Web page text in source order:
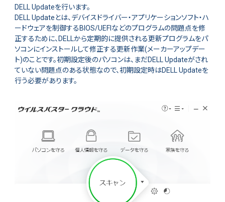
DELL Updateを行います。
DELL Updateとは、デバイスドライバー・アプリケーションソフト・ハ
ードウェアを制御するBIOS/UEFIなどのプログラムの問題点を修
正するために、DELLから定期的に提供される更新プログラムをパ
ソコンにインストールして修正する更新作業(メーカーアップデー
ト)のことです。初期設定後のパソコンは、まだDELL Updateがされ
ていない問題点のある状態なので、初期設定時はDELL Updateを
行う必要があります。